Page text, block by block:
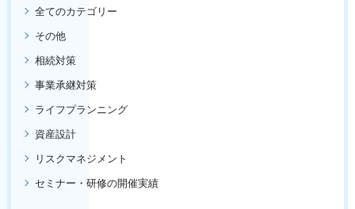
全てのカテゴリー
その他
相続対策
事業承継対策
ライフプランニング
資産設計
リスクマネジメント
セミナー・研修の開催実績